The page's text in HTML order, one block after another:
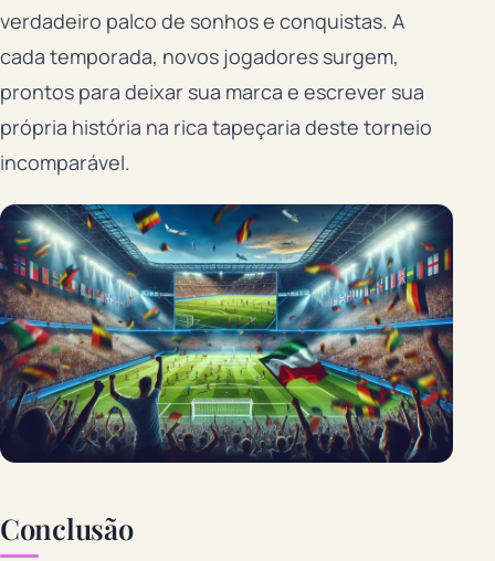
verdadeiro palco de sonhos e conquistas. A
cada temporada, novos jogadores surgem,
prontos para deixar sua marca e escrever sua
própria história na rica tapeçaria deste torneio
incomparável.
Conclusão